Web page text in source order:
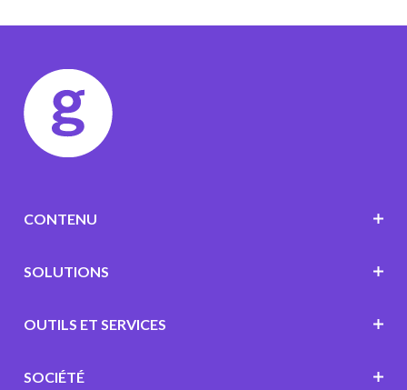
CONTENU
SOLUTIONS
OUTILS ET SERVICES
SOCIÉTÉ